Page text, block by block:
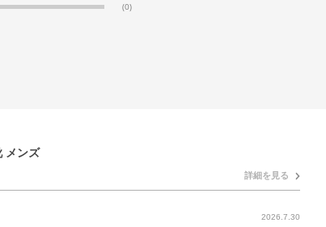
(0)
メンズ
詳細を見る
2026.7.30